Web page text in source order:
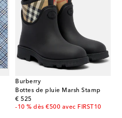
Burberry
Bottes de pluie Marsh Stamp
€ 525
original price
-10 % dès €500 avec FIRST10